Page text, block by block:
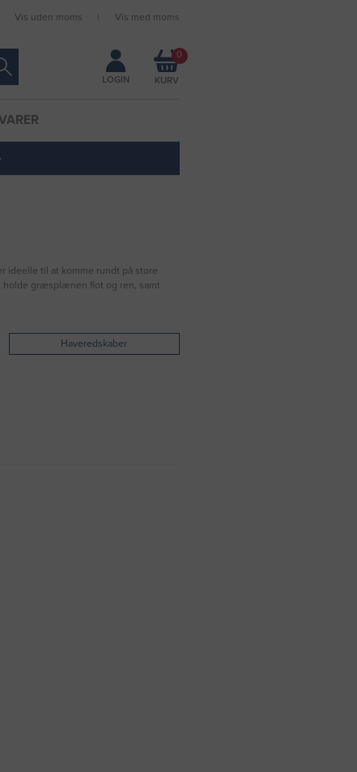
Forbliv logget ind
Vis uden moms Vis med moms
LOGIN
0
ideelle til at komme rundt på store
holde græsplænen flot og ren, samt
Haveredskaber